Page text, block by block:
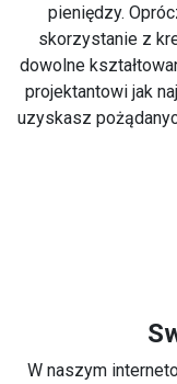
pieniędzy.
skorzystanie z
dowolne
projektantowi jak
uzyskasz
W naszym